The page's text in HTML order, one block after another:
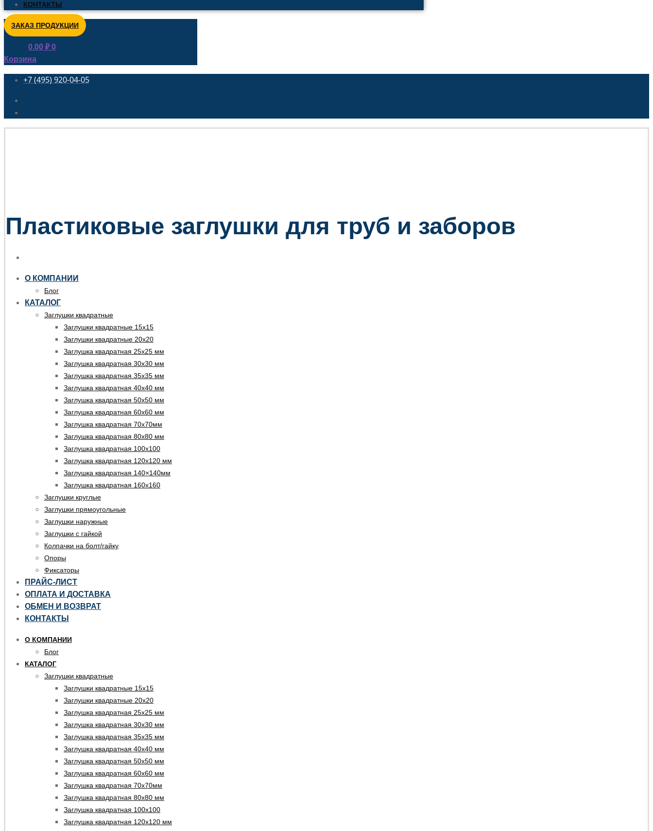
КОНТАКТЫ
ЗАКАЗ ПРОДУКЦИИ
0.00 ₽ 0
Корзина
+7 (495) 920-04-05
Пластиковые заглушки для труб и заборов
О КОМПАНИИ
Блог
КАТАЛОГ
Заглушки квадратные
Заглушки квадратные 15х15
Заглушки квадратные 20х20
Заглушка квадратная 25х25 мм
Заглушка квадратная 30х30 мм
Заглушка квадратная 35х35 мм
Заглушка квадратная 40х40 мм
Заглушка квадратная 50х50 мм
Заглушка квадратная 60х60 мм
Заглушка квадратная 70х70мм
Заглушка квадратная 80х80 мм
Заглушка квадратная 100х100
Заглушка квадратная 120х120 мм
Заглушка квадратная 140×140мм
Заглушка квадратная 160х160
Заглушки круглые
Заглушки прямоугольные
Заглушки наружные
Заглушки с гайкой
Колпачки на болт/гайку
Опоры
Фиксаторы
ПРАЙС-ЛИСТ
ОПЛАТА И ДОСТАВКА
ОБМЕН И ВОЗВРАТ
КОНТАКТЫ
О КОМПАНИИ
Блог
КАТАЛОГ
Заглушки квадратные
Заглушки квадратные 15х15
Заглушки квадратные 20х20
Заглушка квадратная 25х25 мм
Заглушка квадратная 30х30 мм
Заглушка квадратная 35х35 мм
Заглушка квадратная 40х40 мм
Заглушка квадратная 50х50 мм
Заглушка квадратная 60х60 мм
Заглушка квадратная 70х70мм
Заглушка квадратная 80х80 мм
Заглушка квадратная 100х100
Заглушка квадратная 120х120 мм